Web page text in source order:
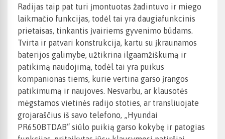
Radijas taip pat turi įmontuotas žadintuvo ir miego
laikmačio funkcijas, todėl tai yra daugiafunkcinis
prietaisas, tinkantis įvairiems gyvenimo būdams.
Tvirta ir patvari konstrukcija, kartu su įkraunamos
baterijos galimybe, užtikrina ilgaamžiškumą ir
patikimą naudojimą, todėl tai yra puikus
kompanionas tiems, kurie vertina garso įrangos
patikimumą ir naujoves. Nesvarbu, ar klausotės
mėgstamos vietinės radijo stoties, ar transliuojate
grojaraščius iš savo telefono, „Hyundai
PR650BTDAB“ siūlo puikią garso kokybę ir patogias